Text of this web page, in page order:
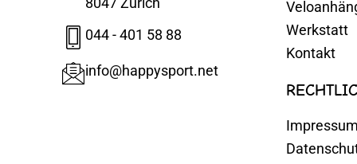
044 - 401 58 88
info@happysport.net
Werkstatt
Kontakt
Impressum